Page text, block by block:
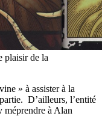
plaisir de la
» à assister à la
D’ailleurs, l’entité
méprendre à Alan